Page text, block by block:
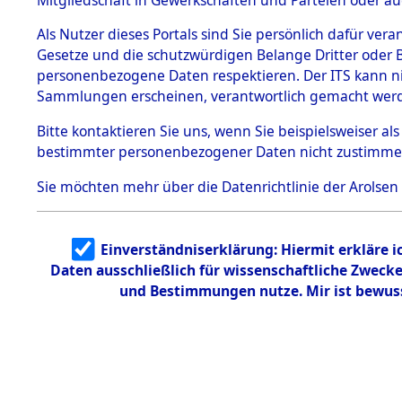
mente
5. Verschiedenes
5.3
Todesmärsche
5.3.1 Alliierte
Erhebungen
zu
Todesmärsch
en
5.3.2
Identifizierun
g
5.3.3
Todesmärsch
Als Nutzer dieses Portals sind Sie persönlich dafür
Gesetze und die schutzwürdigen Belange Dritter
personenbezogene Daten respektieren. Der ITS
Sammlungen erscheinen, verantwortlich gemacht
Bitte kontaktieren Sie uns, wenn Sie beispielsweiser
bestimmter personenbezogener Daten nicht
Sie möchten mehr über die Datenrichtlinie der Arolsen
Einverständniserklärung: Hiermit erkläre
Daten ausschließlich für wissenschaftliche
und Bestimmungen nutze. Mir ist